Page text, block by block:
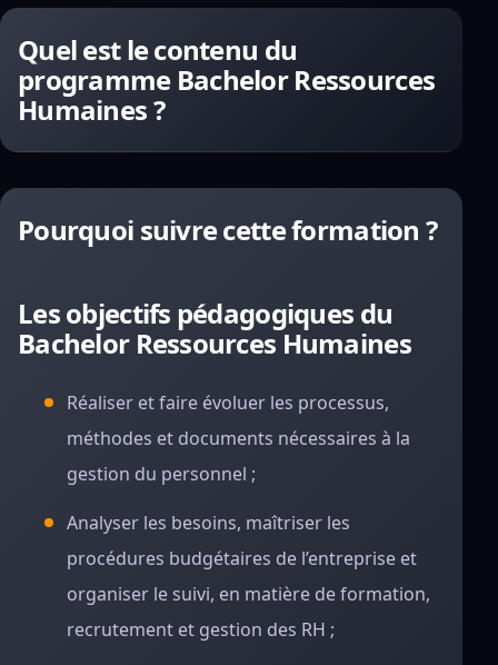
Quel est le contenu du
programme Bachelor Ressources
Humaines ?
Pourquoi suivre cette formation ?
Les objectifs pédagogiques du
Bachelor Ressources Humaines
Réaliser et faire évoluer les processus,
méthodes et documents nécessaires à la
gestion du personnel ;
Analyser les besoins, maîtriser les
procédures budgétaires de l’entreprise et
organiser le suivi, en matière de formation,
recrutement et gestion des RH ;